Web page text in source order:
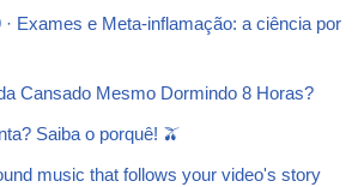
· Exames e Meta-inflamação: a ciência por
Cansado Mesmo Dormindo 8 Horas?
Saiba o porquê! 🫒
music that follows your video's story